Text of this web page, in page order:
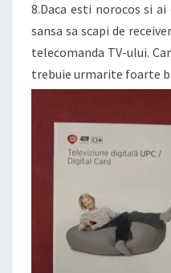
8.Daca esti norocos si
sansa sa scapi de
telecomanda TV-ului.
trebuie urmarite foarte